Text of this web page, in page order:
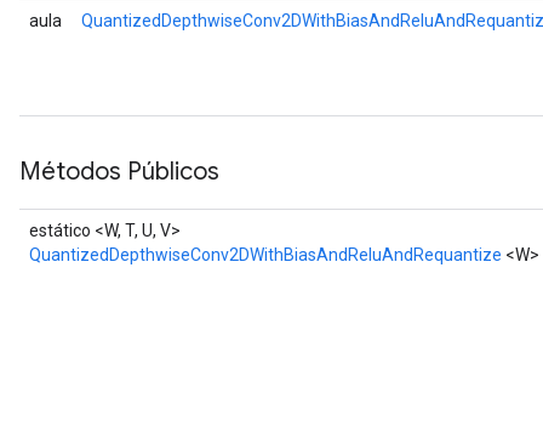
aula
Métodos Públicos
estático <W, T, U, V>
QuantizedDepthwiseConv2DWithBiasAndReluAndRequantize <W>